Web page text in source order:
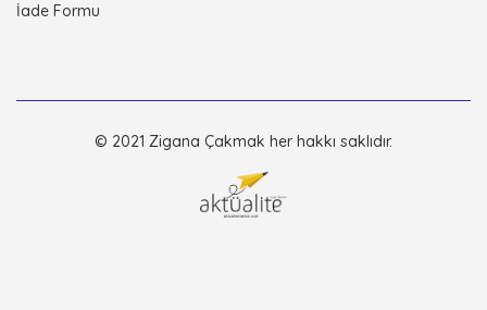
İade Formu
© 2021 Zigana Çakmak her hakkı saklıdır.